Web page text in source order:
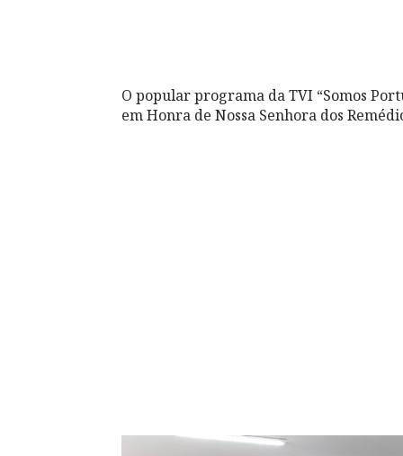
O popular programa da TVI “Somos
em Honra de Nossa Senhora dos